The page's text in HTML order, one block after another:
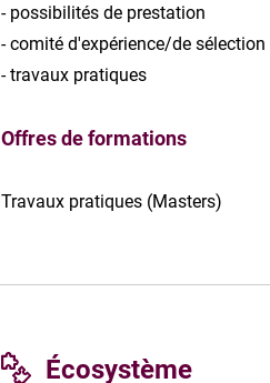
- possibilités de prestation
- comité d'expérience/de sélection
- travaux pratiques
Offres de formations
Travaux pratiques (Masters)
Écosystème